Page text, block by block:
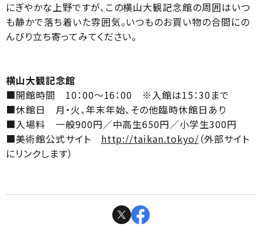
にぎやかな上野ですが、この横山大観記念館の周囲はいつ
も静かで落ち着いた雰囲気。いつものお買い物の合間にの
んびり立ち寄ってみてください。
横山大観記念館
■開館時間 10：00～16：00 ※入館は15：30まで
■休館日 月・火、年末年始、その他臨時休館日あり
■入場料 一般900円／中高生650円／小学生300円
■美術館公式サイト http://taikan.tokyo/ （外部サイト
にリンクします）